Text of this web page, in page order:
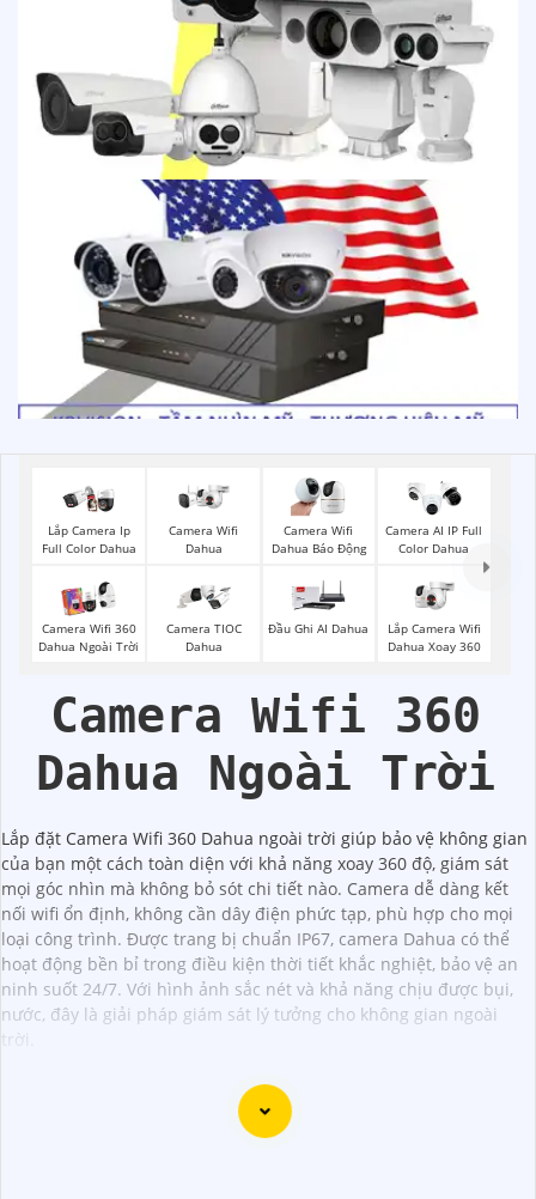
Lắp Camera Ip
Full Color Dahua
Camera Wifi
Dahua
Camera Wifi
Dahua Báo Động
Camera AI IP Full
Color Dahua
Camera Wifi 360
Dahua Ngoài Trời
Camera TIOC
Dahua
Đầu Ghi AI Dahua
Lắp Camera Wifi
Dahua Xoay 360
Camera Wifi 360
Dahua Ngoài Trời
Lắp đặt Camera Wifi 360 Dahua ngoài trời giúp bảo vệ không gian
của bạn một cách toàn diện với khả năng xoay 360 độ, giám sát
mọi góc nhìn mà không bỏ sót chi tiết nào. Camera dễ dàng kết
nối wifi ổn định, không cần dây điện phức tạp, phù hợp cho mọi
loại công trình. Được trang bị chuẩn IP67, camera Dahua có thể
hoạt động bền bỉ trong điều kiện thời tiết khắc nghiệt, bảo vệ an
ninh suốt 24/7. Với hình ảnh sắc nét và khả năng chịu được bụi,
nước, đây là giải pháp giám sát lý tưởng cho không gian ngoài
trời.